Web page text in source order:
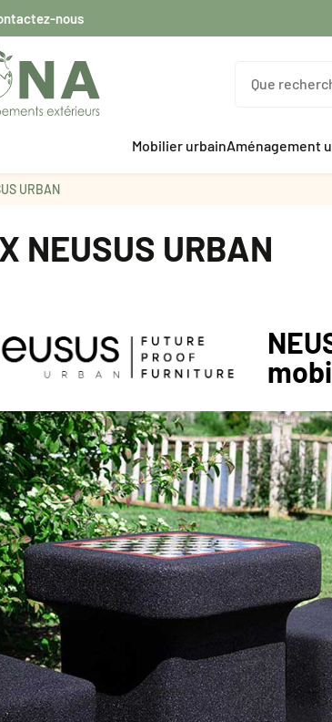
nous
Mobilier urbainAménagement
URBAN
NEUSUS URBAN